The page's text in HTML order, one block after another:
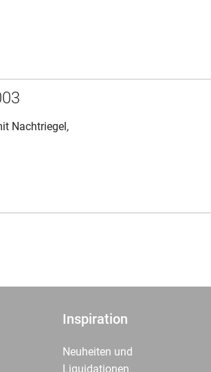
Nachtriegel,
Inspiration
Neuheiten und
Liquidationen